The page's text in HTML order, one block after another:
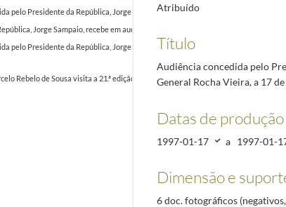
pelo Presidente da República, Jorge Sampaio, à Direção do Sindicato dos
Jorge Sampaio, recebe em audiência os participantes no I Encontro Luso-
pelo Presidente da República, Jorge Sampaio, à Direção da Confederação da
Rebelo de Sousa visita a 21.ª edição da Vindouro | Wine and History, Festa
Atribuído
Título
Audiência concedida pelo
General Rocha Vieira, a 17
Datas de produção
1997-01-17 a 1997-01-
Dimensão e
6 doc. fotográficos